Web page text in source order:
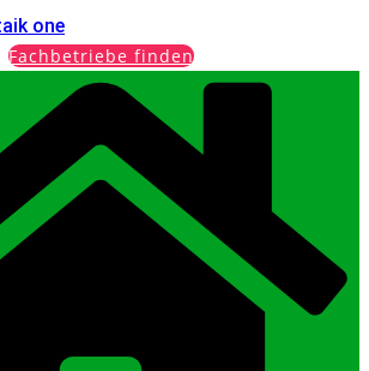
Fachbetriebe finden